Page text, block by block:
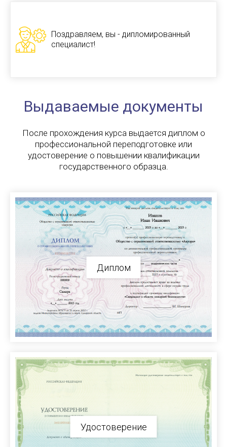
Поздравляем, вы - дипломированный
специалист!
Выдаваемые документы
После прохождения курса выдается диплом о
профессиональной переподготовке или
удостоверение о повышении квалификации
государственного образца.
Диплом
Удостоверение